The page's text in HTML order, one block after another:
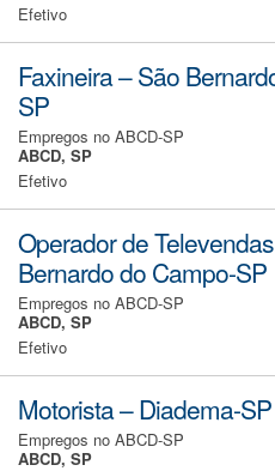
Efetivo
Faxineira – São
SP
Empregos no ABCD-SP
ABCD, SP
Efetivo
Operador de
Bernardo do Campo-SP
Empregos no ABCD-SP
ABCD, SP
Efetivo
Motorista – Diadema-SP
Empregos no ABCD-SP
ABCD, SP